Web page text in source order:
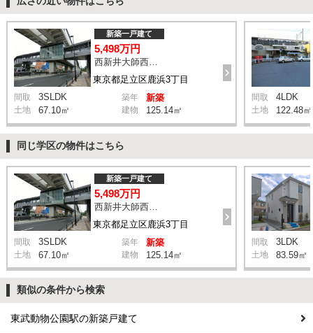
東京都足立区鹿浜3丁目
新築一戸建て
5,498万円
西新井大師西駅 鹿浜三丁目交差点 バス14分 停歩4分
間取 3SLDK 築年 新築
土地 67.10㎡ 建物 125.14㎡
間取 4LDK
土地 122.48㎡
同じ学区の物件はこちら
東京都足立区鹿浜3丁目
新築一戸建て
5,498万円
間取 3SLDK 築年 新築
土地 67.10㎡ 建物 125.14㎡
間取 3LDK
土地 83.59㎡
類似の条件から検索
東武動物公園駅の新築戸建て